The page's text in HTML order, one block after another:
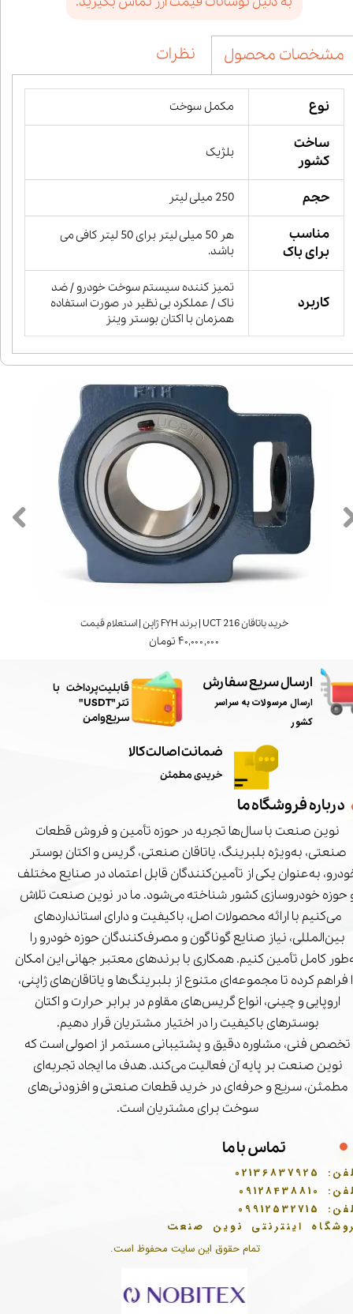
مشخصات محصول نظرات
نوع مکمل سوخت
ساخت
کشور
بلژیک
حجم 250 میلی لیتر
مناسب
برای باک
هر 50 میلی لیتر برای 50 لیتر کافی می
باشد.
کاربرد
تمیز کننده سیستم سوخت خودرو / ضد
ناک / عملکرد بی نظیر در صورت استفاده
همزمان با اکتان بوستر وینز
خرید یاتاقان UCT 216 | برند FYH ژاپن | استعلام قیمت
۴۰,۰۰۰,۰۰۰ تومان
تمام حقوق این سایت محفوظ است.
ارسال سریع سفارش
ارسال مرسولات به سراسر
کشور
ضمانت اصالت کالا
خریدی مطمئن
درباره فروشگاه ما
نوین صنعت با سال‌ها تجربه در حوزه تأمین و فروش قطعات
صنعتی، به‌ویژه بلبرینگ، یاتاقان صنعتی، گریس و اکتان بوستر
به‌عنوان یکی از تأمین‌کنندگان قابل اعتماد در صنایع مختلف
حوزه خودروسازی کشور شناخته می‌شود. ما در نوین صنعت تلاش
می‌کنیم با ارائه محصولات اصل، باکیفیت و دارای استانداردهای
بین‌المللی، نیاز صنایع گوناگون و مصرف‌کنندگان حوزه خودرو را
کامل تأمین کنیم. همکاری با برندهای معتبر جهانی این امکان
فراهم کرده تا مجموعه‌ای متنوع از بلبرینگ‌ها و یاتاقان‌های ژاپنی،
اروپایی و چینی، انواع گریس‌های مقاوم در برابر حرارت و اکتان
بوسترهای باکیفیت را در اختیار مشتریان قرار دهیم.
تخصص فنی، مشاوره دقیق و پشتیبانی مستمر از اصولی است که
نوین صنعت بر پایه آن فعالیت می‌کند. هدف ما ایجاد تجربه‌ای
مطمئن، سریع و حرفه‌ای در خرید قطعات صنعتی و افزودنی‌های
سوخت برای مشتریان است.
تماس با ما
02136837925
09128438810
09912532715
اینترنتی نوین صنعت
​قابلیت پرداخت با
تتر"USDT"
سریع و امن